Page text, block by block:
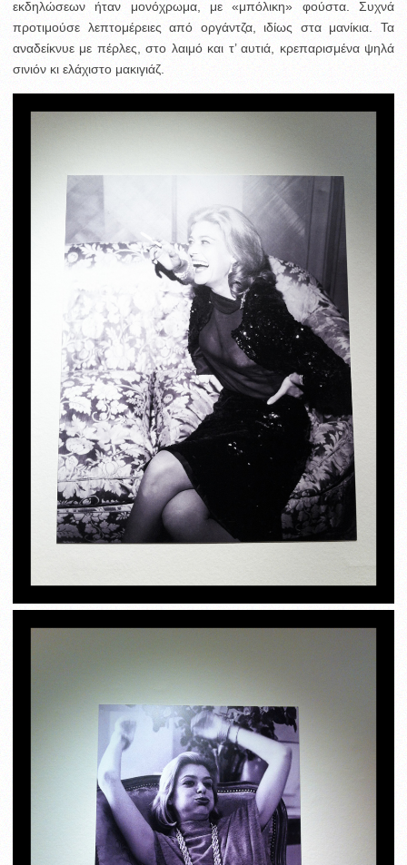
εκδηλώσεων ήταν μονόχρωμα, με «μπόλικη» φούστα. Συχνά
προτιμούσε λεπτομέρειες από οργάντζα, ιδίως στα μανίκια. Τα
αναδείκνυε με πέρλες, στο λαιμό και τ’ αυτιά, κρεπαρισμένα ψηλά
σινιόν κι ελάχιστο μακιγιάζ.